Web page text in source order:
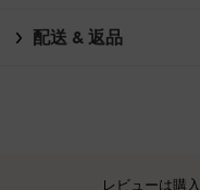
配送 & 返品
レビューは購